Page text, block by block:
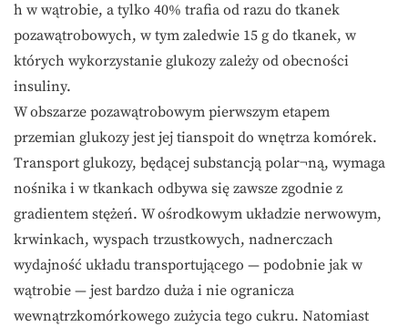
h w wątrobie, a tylko 40% trafia od razu do tkanek
pozawątrobowych, w tym zaledwie 15 g do tkanek, w
których wykorzystanie glukozy zależy od obecności
insuliny.
W obszarze pozawątrobowym pierwszym etapem
przemian glukozy jest jej tianspoit do wnętrza komórek.
Transport glukozy, będącej substancją polar¬ną, wymaga
nośnika i w tkankach odbywa się zawsze zgodnie z
gradientem stężeń. W ośrodkowym układzie nerwowym,
krwinkach, wyspach trzustkowych, nadnerczach
wydajność układu transportującego — podobnie jak w
wątrobie — jest bardzo duża i nie ogranicza
wewnątrzkomórkowego zużycia tego cukru. Natomiast